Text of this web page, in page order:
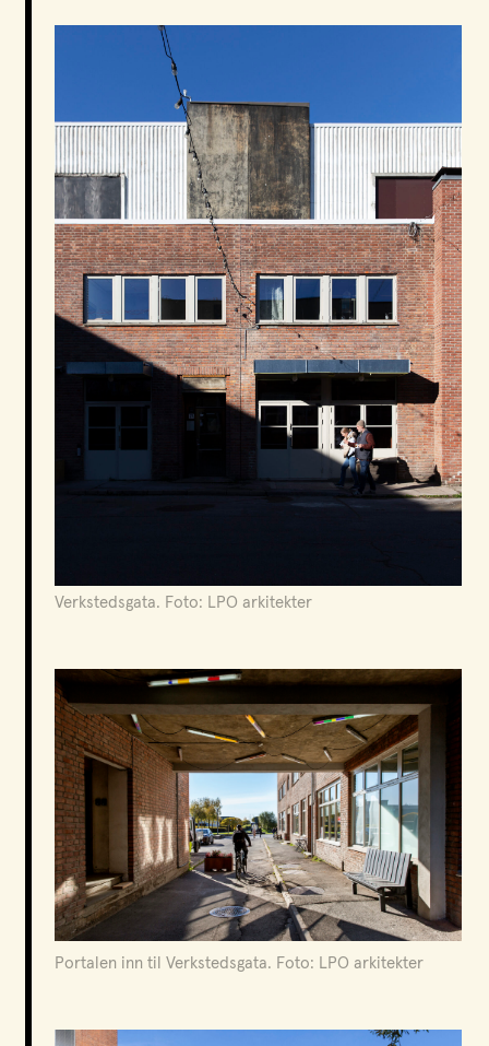
være i kontinuerlig drift. Det betyr at byggene driftes
som normalt med brukerne til stede. Et eksempel er
arbeidet med taket som ble igangsatt samtidig som
det foregikk TV-opptak av Melodi Grand Prix og The
Voice.
Eiendommen og bygningsmassene består av fleksible
arealer. Den røffe industriarkitekturen skal bevares
for å beholde sjelen i dette kulturminnet.
Følg lenken for mer informasjon om Flytårnet på
Fornebu –https://www.flytarnetfornebu.no/
Verkstedsgata. Foto: LPO arkitekter
Portalen inn til Verkstedsgata. Foto: LPO arkitekter